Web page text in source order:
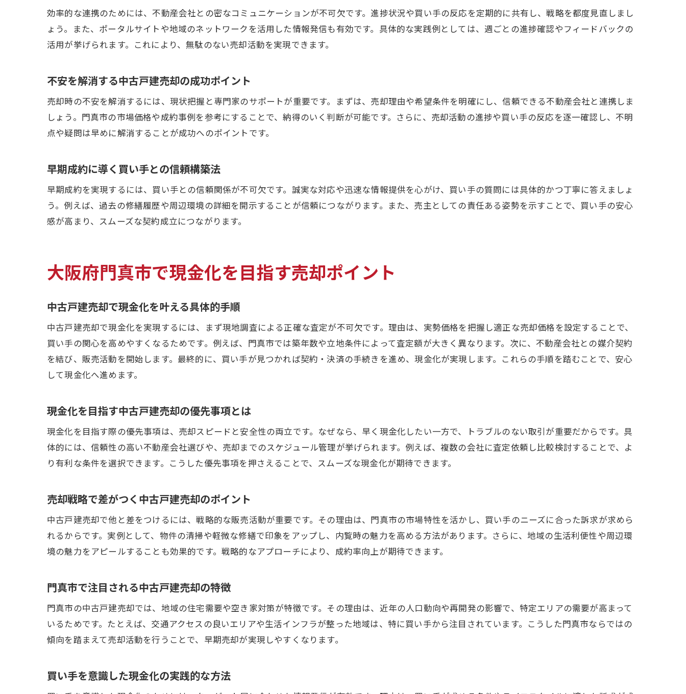
築古物件の買い手が注目するポイント解説
中古戸建売却で築古物件を高く売るコツ
中古戸建売却でトラブル回避の進め方を解説
買い手との信頼関係が築ける売却準備法
納得の取引を実現する中古戸建売却術
売却に悩む方へ伝えたい門真市の市場傾向
中古戸建売却に活かす最近の市場変化
早期売却を実現する買い手探しのコツを解説
中古戸建売却で早期成約を狙う買い手探し術
買い手目線で選ばれる中古戸建売却の工夫
早期売却をサポートする買い手探しの流れ
納得できる中古戸建売却へ導く実践アドバイス
中古戸建売却で納得取引を実現する秘訣
中古戸建売却の満足度を高める実践法
失敗しない中古戸建売却のためのアドバイス
納得感を得る中古戸建売却のステップ紹介
効率的な連携のためには、不動産会社との密なコミュニケーションが不可欠です。進捗状況や買い手の反応を定期的に共有し、戦略を都度見直しまし
ょう。また、ポータルサイトや地域のネットワークを活用した情報発信も有効です。具体的な実践例としては、週ごとの進捗確認やフィードバックの
活用が挙げられます。これにより、無駄のない売却活動を実現できます。
不安を解消する中古戸建売却の成功ポイント
売却時の不安を解消するには、現状把握と専門家のサポートが重要です。まずは、売却理由や希望条件を明確にし、信頼できる不動産会社と連携しま
しょう。門真市の市場価格や成約事例を参考にすることで、納得のいく判断が可能です。さらに、売却活動の進捗や買い手の反応を逐一確認し、不明
点や疑問は早めに解消することが成功へのポイントです。
早期成約に導く買い手との信頼構築法
早期成約を実現するには、買い手との信頼関係が不可欠です。誠実な対応や迅速な情報提供を心がけ、買い手の質問には具体的かつ丁寧に答えましょ
う。例えば、過去の修繕履歴や周辺環境の詳細を開示することが信頼につながります。また、売主としての責任ある姿勢を示すことで、買い手の安心
感が高まり、スムーズな契約成立につながります。
大阪府門真市で現金化を目指す売却ポイント
中古戸建売却で現金化を叶える具体的手順
中古戸建売却で現金化を実現するには、まず現地調査による正確な査定が不可欠です。理由は、実勢価格を把握し適正な売却価格を設定することで、
買い手の関心を高めやすくなるためです。例えば、門真市では築年数や立地条件によって査定額が大きく異なります。次に、不動産会社との媒介契約
を結び、販売活動を開始します。最終的に、買い手が見つかれば契約・決済の手続きを進め、現金化が実現します。これらの手順を踏むことで、安心
して現金化へ進めます。
現金化を目指す中古戸建売却の優先事項とは
現金化を目指す際の優先事項は、売却スピードと安全性の両立です。なぜなら、早く現金化したい一方で、トラブルのない取引が重要だからです。具
体的には、信頼性の高い不動産会社選びや、売却までのスケジュール管理が挙げられます。例えば、複数の会社に査定依頼し比較検討することで、よ
り有利な条件を選択できます。こうした優先事項を押さえることで、スムーズな現金化が期待できます。
売却戦略で差がつく中古戸建売却のポイント
中古戸建売却で他と差をつけるには、戦略的な販売活動が重要です。その理由は、門真市の市場特性を活かし、買い手のニーズに合った訴求が求めら
れるからです。実例として、物件の清掃や軽微な修繕で印象をアップし、内覧時の魅力を高める方法があります。さらに、地域の生活利便性や周辺環
境の魅力をアピールすることも効果的です。戦略的なアプローチにより、成約率向上が期待できます。
門真市で注目される中古戸建売却の特徴
門真市の中古戸建売却では、地域の住宅需要や空き家対策が特徴です。その理由は、近年の人口動向や再開発の影響で、特定エリアの需要が高まって
いるためです。たとえば、交通アクセスの良いエリアや生活インフラが整った地域は、特に買い手から注目されています。こうした門真市ならではの
傾向を踏まえて売却活動を行うことで、早期売却が実現しやすくなります。
買い手を意識した現金化の実践的な方法